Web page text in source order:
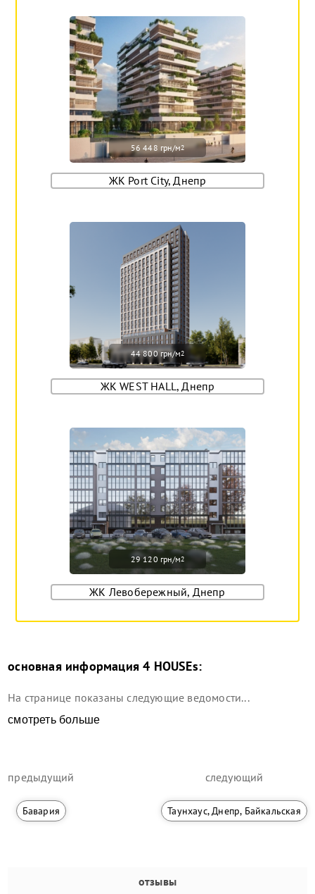
56 448 грн/м2
ЖК Port City, Днепр
44 800 грн/м2
ЖК WEST HALL, Днепр
29 120 грн/м2
ЖК Левобережный, Днепр
основная информация 4 HOUSEs:
На странице показаны следующие ведомости...
смотреть больше
предыдущий
Бавария
следующий
Таунхаус, Днепр, Байкальская
отзывы